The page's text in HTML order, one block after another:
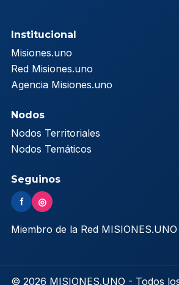
Institucional
Misiones.uno
Red Misiones.uno
Agencia Misiones.uno
Nodos
Nodos Territoriales
Nodos Temáticos
Seguinos
f ◎
Miembro de la Red MISIONES.UNO
© 2026 MISIONES.UNO - Todos